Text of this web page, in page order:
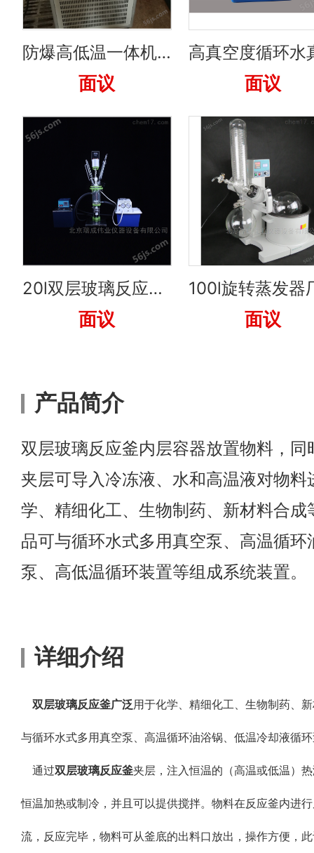
防爆高低温一体机公司
面议 面议
20l双层玻璃反应釜 公司
面议 面议
产品简介
双层玻璃反应釜内层容器放置物料，
夹层可导入冷冻液、水和高温液对物
学、精细化工、生物制药、新材料合
品可与循环水式多用真空泵、高温循
泵、高低温循环装置等组成系统装置。
详细介绍
双层玻璃反应釜广泛 用于化学、精细化工、生物制药、
与循环水式多用真空泵、高温循环油浴锅、低温冷却液循
通过双层玻璃反应釜夹层，注入恒温的（高温或低温）
恒温加热或制冷，并且可以提供搅拌。物料在反应釜内进
流，反应完毕，物料可从釜底的出料口放出，操作方便，